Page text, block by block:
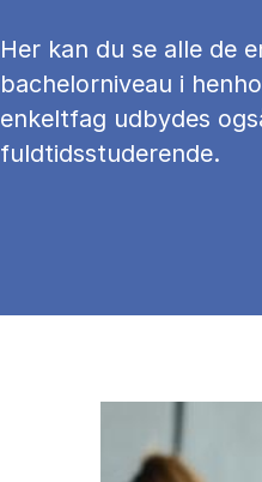
Her kan du se alle de
bachelorniveau i
enkeltfag udbydes
fuldtidsstuderende.